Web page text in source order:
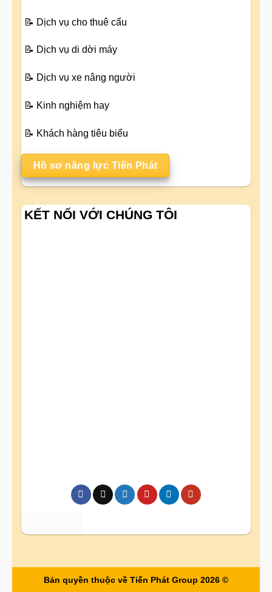
📝 Dịch vụ cho thuê cẩu
📝 Dịch vụ di dời máy
📝 Dịch vụ xe nâng người
📝 Kinh nghiệm hay
📝 Khách hàng tiêu biểu
Hồ sơ năng lực Tiến Phát
KẾT NỐI VỚI CHÚNG TÔI
Bản quyền thuộc về Tiến Phát Group 2026 ©